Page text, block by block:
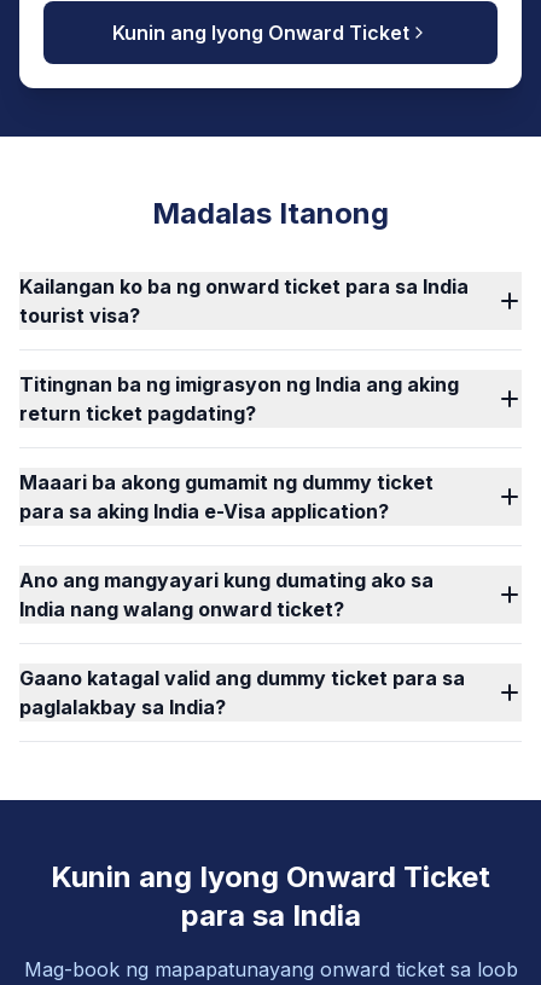
Kunin ang Iyong Onward Ticket
Madalas Itanong
Kailangan ko ba ng onward ticket para sa India
tourist visa?
Titingnan ba ng imigrasyon ng India ang aking
return ticket pagdating?
Maaari ba akong gumamit ng dummy ticket
para sa aking India e-Visa application?
Ano ang mangyayari kung dumating ako sa
India nang walang onward ticket?
Gaano katagal valid ang dummy ticket para sa
paglalakbay sa India?
Kunin ang Iyong Onward Ticket
para sa India
Mag-book ng mapapatunayang onward ticket sa loob